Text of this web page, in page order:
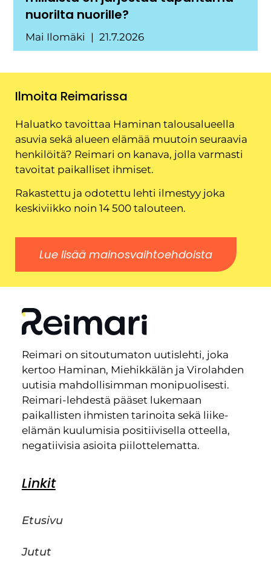
nuorilta nuorille?
Mai Ilomäki 21.7.2026
Ilmoita Reimarissa
Haluatko tavoittaa Haminan talousalueella
asuvia sekä alueen elämää muutoin seuraavia
henkilöitä? Reimari on kanava, jolla varmasti
tavoitat paikalliset ihmiset.
Rakastettu ja odotettu lehti ilmestyy joka
keskiviikko noin 14 500 talouteen.
Lue lisää mainosvaihtoehdoista
Reimari on sitoutumaton uutislehti, joka
kertoo Haminan, Miehikkälän ja Virolahden
uutisia mahdollisimman monipuolisesti.
Reimari-lehdestä pääset lukemaan
paikallisten ihmisten tarinoita sekä liike-
elämän kuulumisia positiivisella otteella,
negatiivisia asioita piilottelematta.
Linkit
Etusivu
Jutut